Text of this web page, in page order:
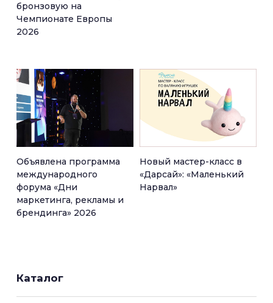
бронзовую на
Чемпионате Европы
2026
Объявлена программа
международного
форума «Дни
маркетинга, рекламы и
брендинга» 2026
Новый мастер-класс в
«Дарсай»: «Маленький
Нарвал»
Каталог